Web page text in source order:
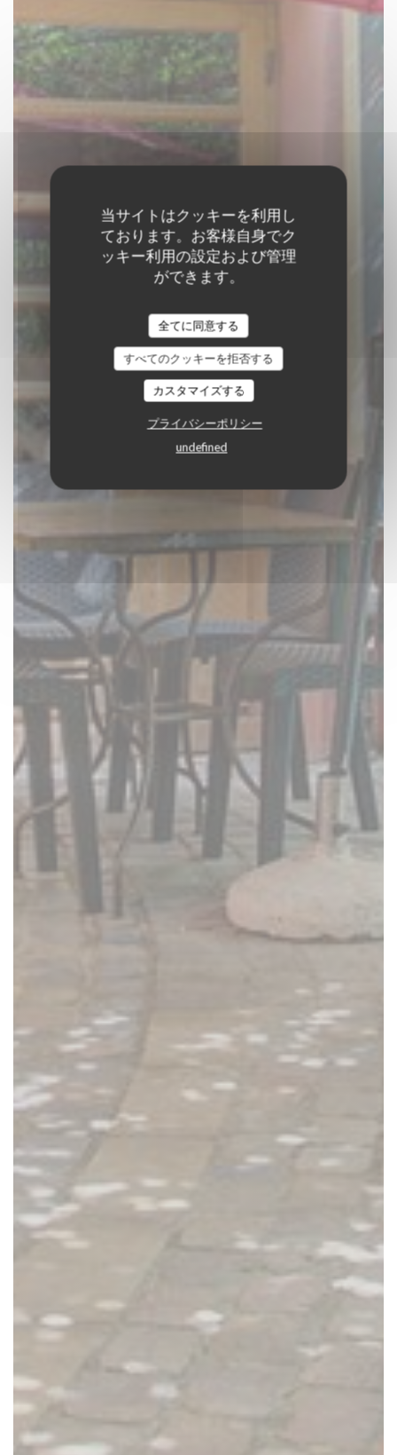
当サイトはクッキーを利用し
ております。お客様自身でク
ッキー利用の設定および管理
ができます。
全てに同意する
すべてのクッキーを拒否する
カスタマイズする
プライバシーポリシー
undefined
Au Remp'Arts
レストランの伝統
|ELNE
予約